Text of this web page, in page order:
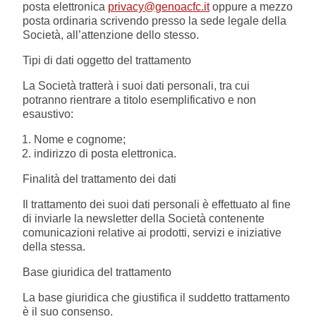
Throwback Duemila
Sebago x Genoa
Robe di Kappa x Genoa
Summer Sale
Mare
Accessori
posta elettronica privacy@genoacfc.itoppure a mezzo
posta ordinaria scrivendo presso la sede legale della
Società, all’attenzione dello stesso.
Tipi di dati oggetto del trattamento
La Società tratterà i suoi dati personali, tra cui
potranno rientrare a titolo esemplificativo e non
esaustivo:
Nome e cognome;
indirizzo di posta elettronica.
Finalità del trattamento dei dati
Il trattamento dei suoi dati personali è effettuato al fine
di inviarle la newsletter della Società contenente
comunicazioni relative ai prodotti, servizi e iniziative
della stessa.
Base giuridica del trattamento
La base giuridica che giustifica il suddetto trattamento
è il suo consenso.